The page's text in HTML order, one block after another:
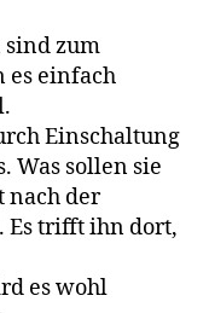
sind zum
es einfach
Einschaltung
Was sollen sie
nach der
Es trifft ihn dort,
es wohl